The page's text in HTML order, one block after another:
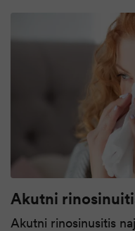
Akutni
Akutni rinosinusitis